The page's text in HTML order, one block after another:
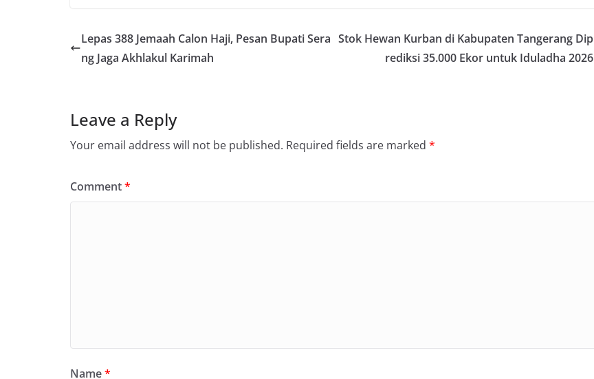
Lepas 388 Jemaah Calon Haji, Pesan Bupati Sera
ng Jaga Akhlakul Karimah
Stok Hewan Kurban di Kabupaten Tangerang Dip
rediksi 35.000 Ekor untuk Iduladha 2026
Leave a Reply
Your email address will not be published. Required fields are marked *
Comment*
Name*